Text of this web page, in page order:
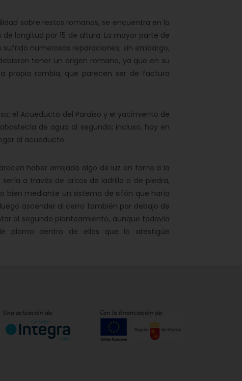
sobre restos romanos, se encuentra en la
longitud por 15 de altura. La mayor parte de
numerosas reparaciones; sin embargo,
tener un origen romano, ya que en su
propia rambla, que parecen ser de factura
el Acueducto del Paraíso y el yacimiento de
de agua al segundo; incluso, hoy en
al acueducto.
haber arrojado algo de luz en torno a la
a través de arcos de ladrillo o de piedra,
bien mediante un sistema de sifón que haría
ascender al cerro también por debajo de
al segundo planteamiento, aunque todavía
plomo dentro de ellos que lo atestigüe
Una actuación de: Con la financiación de: